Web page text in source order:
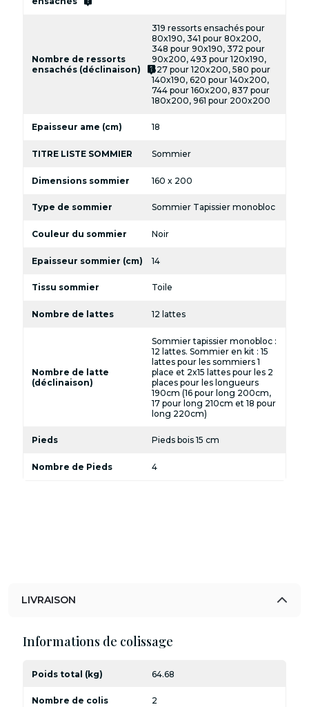
Nombre de ressorts
ensachés (déclinaison)
live_help
319 ressorts ensachés pour
80x190, 341 pour 80x200,
348 pour 90x190, 372 pour
90x200, 493 pour 120x190,
527 pour 120x200, 580 pour
140x190, 620 pour 140x200,
744 pour 160x200, 837 pour
180x200, 961 pour 200x200
Epaisseur ame (cm) 18
TITRE LISTE SOMMIER Sommier
Dimensions sommier 160 x 200
Type de sommier Sommier Tapissier monobloc
Couleur du sommier Noir
Epaisseur sommier (cm) 14
Tissu sommier Toile
Nombre de lattes 12 lattes
Nombre de latte
(déclinaison)
Sommier tapissier monobloc :
12 lattes. Sommier en kit : 15
lattes pour les sommiers 1
place et 2x15 lattes pour les 2
places pour les longueurs
190cm (16 pour long 200cm,
17 pour long 210cm et 18 pour
long 220cm)
Pieds Pieds bois 15 cm
Nombre de Pieds 4
LIVRAISON
Informations de colissage
Poids total (kg) 64.68
Nombre de colis 2